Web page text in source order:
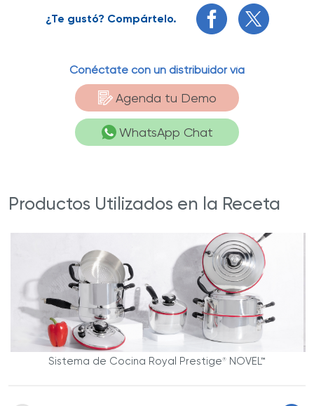
¿Te gustó? Compártelo.
Conéctate con un distribuidor vía
Agenda tu Demo
WhatsApp Chat
Productos Utilizados en la Receta
Sistema de Cocina Royal Prestige® NOVEL™